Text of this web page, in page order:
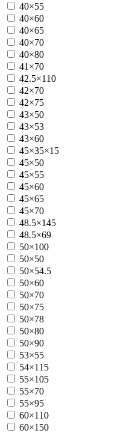
40×55
40×60
40×65
40×70
40×80
41×70
42.5×110
42×70
42×75
43×50
43×53
43×60
45×35×15
45×50
45×55
45×60
45×65
45×70
48.5×145
48.5×69
50×100
50×50
50×54.5
50×60
50×70
50×75
50×78
50×80
50×90
53×55
54×115
55×105
55×70
55×95
60×110
60×150